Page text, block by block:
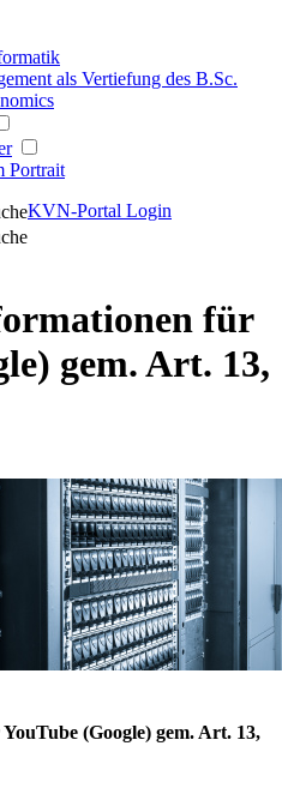
als Vertiefung des B.Sc.
Portrait
KVN-Portal Login
für
gem. Art. 13,
(Google) gem. Art. 13,